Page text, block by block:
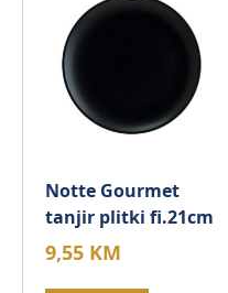
Notte Gourmet
tanjir plitki fi.21cm
9,55 KM